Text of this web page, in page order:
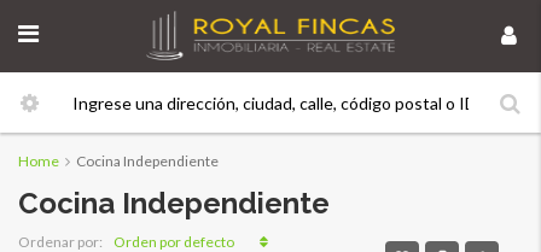
Home Cocina Independiente
Cocina Independiente
Ordenar por: Orden por defecto